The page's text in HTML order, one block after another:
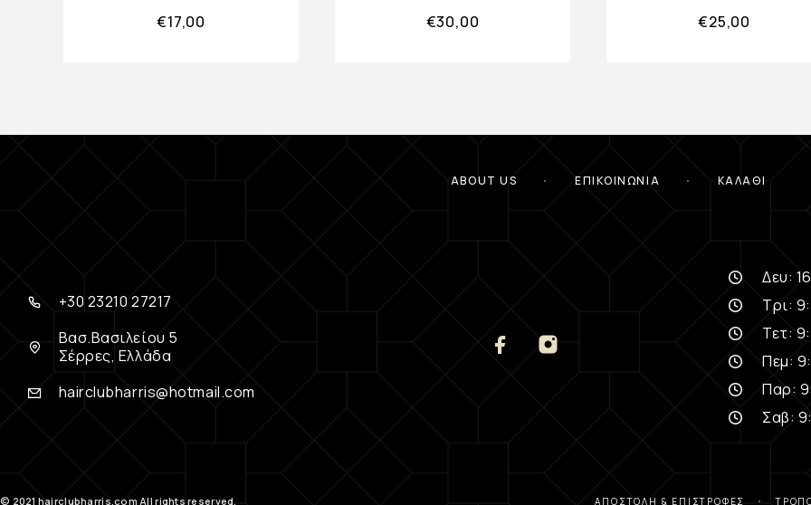
€17,00 €30,00 €25,00
ABOUT US ΕΠΙΚΟΙΝΩΝΊΑ ΚΑΛΆΘΙ
+30 23210 27217
Βασ.Βασιλείου 5
Σέρρες, Ελλάδα
hairclubharris@hotmail.com
Δευ:
Τρι:
Τετ:
Πεμ:
Παρ:
Σαβ:
© 2021 hairclubharris.com All rights reserved. ΑΠΟΣΤΟΛΉ & ΕΠΙΣΤΡΟΦΈΣ